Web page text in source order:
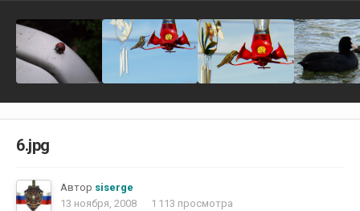
6.jpg
Автор siserge
13 ноября, 2008
1 113 просмотра